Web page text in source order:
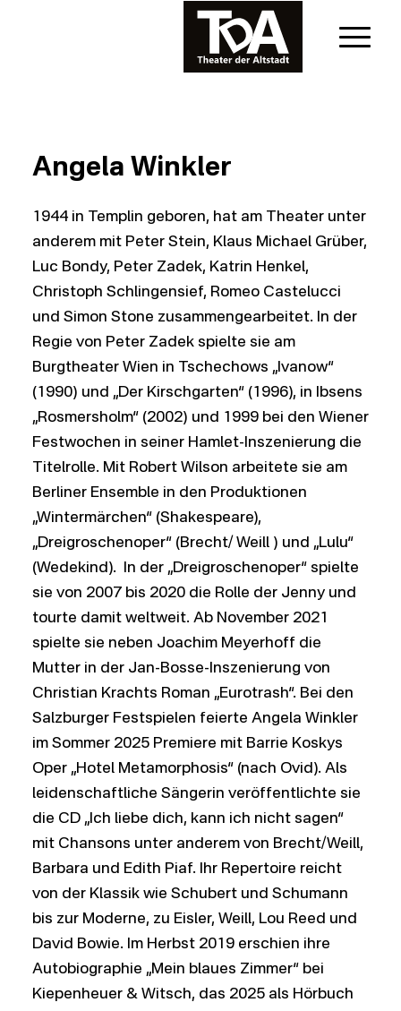
Angela Winkler
1944 in Templin geboren, hat am Theater unter
anderem mit Peter Stein, Klaus Michael Grüber,
Luc Bondy, Peter Zadek, Katrin Henkel,
Christoph Schlingensief, Romeo Castelucci
und Simon Stone zusammengearbeitet. In der
Regie von Peter Zadek spielte sie am
Burgtheater Wien in Tschechows „Ivanow“
(1990) und „Der Kirschgarten“ (1996), in Ibsens
„Rosmersholm“ (2002) und 1999 bei den Wiener
Festwochen in seiner Hamlet-Inszenierung die
Titelrolle. Mit Robert Wilson arbeitete sie am
Berliner Ensemble in den Produktionen
„Wintermärchen“ (Shakespeare),
„Dreigroschenoper“ (Brecht/ Weill ) und „Lulu“
(Wedekind). In der „Dreigroschenoper“ spielte
sie von 2007 bis 2020 die Rolle der Jenny und
tourte damit weltweit. Ab November 2021
spielte sie neben Joachim Meyerhoff die
Mutter in der Jan-Bosse-Inszenierung von
Christian Krachts Roman „Eurotrash“. Bei den
Salzburger Festspielen feierte Angela Winkler
im Sommer 2025 Premiere mit Barrie Koskys
Oper „Hotel Metamorphosis“ (nach Ovid). Als
leidenschaftliche Sängerin veröffentlichte sie
die CD „Ich liebe dich, kann ich nicht sagen“
mit Chansons unter anderem von Brecht/Weill,
Barbara und Edith Piaf. Ihr Repertoire reicht
von der Klassik wie Schubert und Schumann
bis zur Moderne, zu Eisler, Weill, Lou Reed und
David Bowie. Im Herbst 2019 erschien ihre
Autobiographie „Mein blaues Zimmer“ bei
Kiepenheuer & Witsch, das 2025 als Hörbuch